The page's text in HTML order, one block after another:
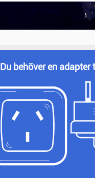
Du behöver en adapter